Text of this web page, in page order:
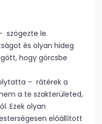
szögezte le.
és olyan hideg
hogy görcsbe
– rátérek a
a te szakterületed,
Ezek olyan
előállított